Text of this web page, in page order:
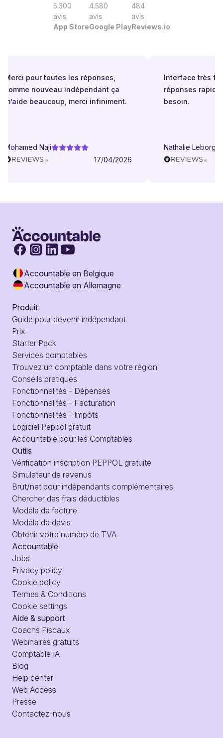
5.300
avis
App Store
4.580
avis
Google Play
484
avis
Reviews.io
Merci pour toutes les réponses,
comme nouveau indépendant ça
m’aide beaucoup, merci infiniment.
Mohamed Naji
17/04/2026
Interface très
réponses
besoin.
Nathalie Leborgne
Accountable en Belgique
Accountable en Allemagne
Produit
Guide pour devenir indépendant
Prix
Starter Pack
Services comptables
Trouvez un comptable dans votre région
Conseils pratiques
Fonctionnalités - Dépenses
Fonctionnalités - Facturation
Fonctionnalités - Impôts
Logiciel Peppol gratuit
Accountable pour les Comptables
Outils
Vérification inscription PEPPOL gratuite
Simulateur de revenus
Brut/net pour indépendants complémentaires
Chercher des frais déductibles
Modèle de facture
Modèle de devis
Obtenir votre numéro de TVA
Accountable
Jobs
Privacy policy
Cookie policy
Termes & Conditions
Cookie settings
Aide & support
Coachs Fiscaux
Webinaires gratuits
Comptable IA
Blog
Help center
Web Access
Presse
Contactez-nous